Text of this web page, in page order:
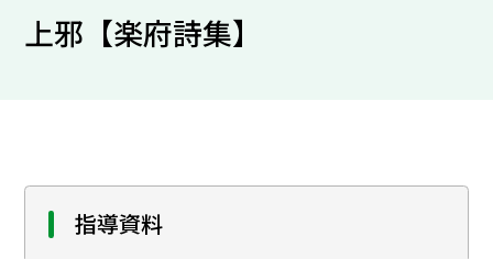
上邪【楽府詩集】
指導資料